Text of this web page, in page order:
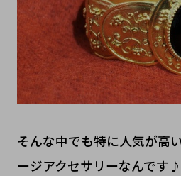
そんな中でも特に人気が高
ージアクセサリーなんです♪